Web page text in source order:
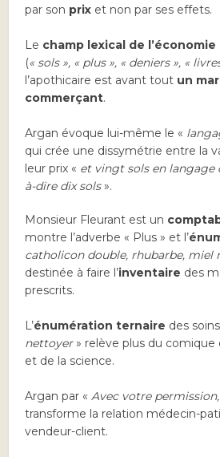
par son prix et non par ses effets.
Le champ lexical de
(« sols », « plus », « deniers », «
l’apothicaire est avant tout un
commerçant.
Argan évoque lui-même le «
qui crée une dissymétrie entre la
leur prix « et vingt sols en langage
à-dire dix sols».
Monsieur Fleurant est un
montre l’adverbe « Plus » et l’
catholicon double, rhubarbe, miel
destinée à faire l’inventaire des
prescrits.
L’énumération ternaire des
nettoyer» relève plus du comique
et de la science.
Argan par «Avec votre
transforme la relation médecin-
vendeur-client.